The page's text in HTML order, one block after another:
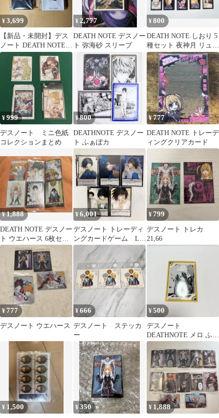
¥3,699
【新品・未開封】デス
ノート DEATH NOTE
カードスリーブセット
¥2,777
DEATH NOTE デスノー
ト 弥海砂 スリーブ
¥800
DEATH NOTE しおり 5
種セット 夜神月 リュー
ク レム 弥海砂 L
¥999
デスノート ミニ色紙
コレクションまとめ
¥800
DEATHNOTE デスノー
ト ふぁぼカ
¥777
DEATH NOTE トレーデ
ィングクリアカード
¥1,888
DEATH NOTE デスノー
ト ウエハース 6枚セッ
ト
¥6,001
デスノート トレーディ
ングカードゲーム L 5
枚セット
¥799
デスノート トレカ
21,66
¥777
デスノート ウエハース
¥666
デスノート ステッカ
ー
¥500
デスノート
DEATHNOTE メロ ふぁ
ぼカ
¥ 1,500 ¥350 ¥ 1,888